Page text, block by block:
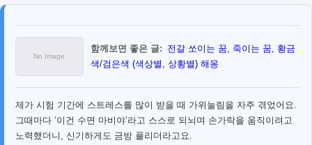
함께보면 좋은 글: 전갈 쏘이는 꿈, 죽이는 꿈, 황금
색/검은색 (색상별, 상황별) 해몽
제가 시험 기간에 스트레스를 많이 받을 때 가위눌림을 자주 겪었어요.
그때마다 ‘이건 수면 마비야’라고 스스로 되뇌며 손가락을 움직이려고
노력했더니, 신기하게도 금방 풀리더라고요.